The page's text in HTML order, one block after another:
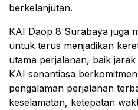
berkelanjutan.
KAI Daop 8 Surabaya juga
untuk terus menjadikan
utama perjalanan, baik
KAI senantiasa
pengalaman perjalanan
keselamatan, ketepatan